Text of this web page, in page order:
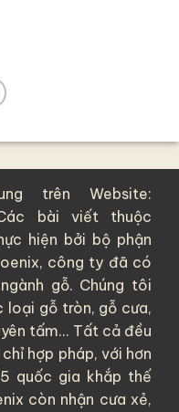
trên Website:
bài viết thuộc
hiện bởi bộ phận
, công ty đã có
gỗ. Chúng tôi
loại gỗ tròn, gỗ cưa,
tấm... Tất cả đều
hợp pháp, với hơn
quốc gia khắp thế
còn nhận cưa xẻ,